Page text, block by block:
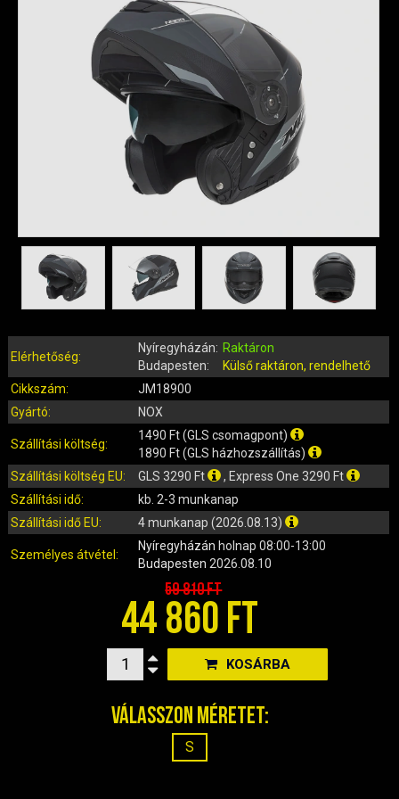
ROBBANÓMOTOROS KERÉKPÁR ALKATRÉSZEK
SIMSON ALKATRÉSZEK
AKKUMULÁTOR (ROBOGÓ, MOPED, QUAD)
BERÚGÓ ALKATRÉSZEK (ROBOGÓ, MOPED, QUAD)
BOWDENEK, SPIRÁLOK
CSAPÁGYAK, SZIMERINGEK
DOBOZOK, BOXOK, CSOMAGTARTÓK
ELEKTROMOS KERÉKPÁR ALKATRÉSZEK
FÉKRENDSZER ÉS ALKATRÉSZEI
FELNI (MOTOR, QUAD)
GYERTYÁK, PIPÁK
IDOMOK, BURKOLATOK, ÜLÉSEK
IRÁNYJELZŐ
IZZÓ (ROBOGÓ, QUAD, MOTOR)
KARBURÁTOROK ÉS ALKATRÉSZEIK
KENŐANYAGOK, TISZTÍTÓK, ÁPOLÓK
KIEGÉSZÍTŐK
KILÓMÉTERÓRA ÉS ALKATRÉSZEI
KIPUFOGÓK ÉS TARTOZÉKAIK
KXD QUAD ÉS DIRT BIKE ALKATRÉSZEK
LÁMPÁK, BÚRÁK
LÁNCKEREKEK, LÁNCOK
MOTORBLOKK KOMPLETT
MOTORBLOKK ÉS ALKATRÉSZEI
RUHÁZAT, VÉDŐFELSZERELÉSEK
Elérhetőség:
Nyíregyházán: Raktáron
Budapesten:
Külső raktáron, rendelhető
Cikkszám:
JM18900
Gyártó:
NOX
Szállítási költség:
1490 Ft (GLS csomagpont)
1890 Ft (GLS házhozszállítás)
Szállítási költség EU:
GLS 3290 Ft
, Express One 3290 Ft
Szállítási idő:
kb. 2-3 munkanap
Szállítási idő EU:
4 munkanap (2026.08.13)
Személyes átvétel:
Nyíregyházán holnap 08:00-13:00
Budapesten 2026.08.10
59 810 Ft
44 860 FT
KOSÁRBA
Válasszon méretet:
S